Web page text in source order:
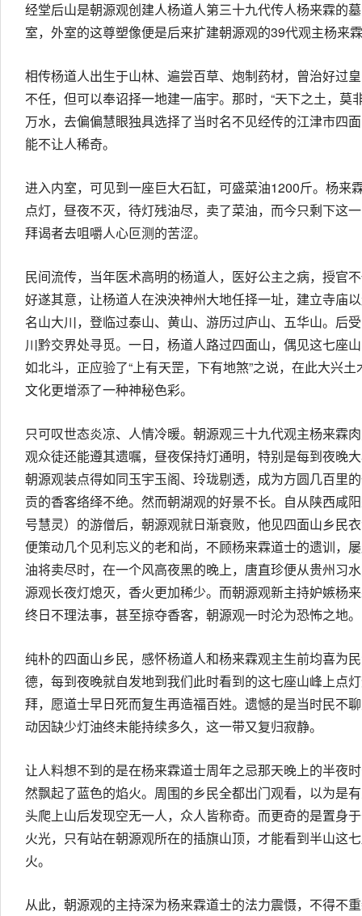
经堂后山是朝源观创建人杨道人第三十九代传人杨来霖的
室，外室的这尊塑像便是后来扩建朝源观的39代观主杨来
相传杨道人出生于山林、遍尝百草、炮制药材，曾治好过
不任，但可以奉诏择一地建一庙宇。那时，“天下之土，莫
万水，去偏偏慧眼独具选择了当时名不见经传的江津市四
能不让人稀奇。
进入内室，可见到一座巨大石缸，可盛菜油1200斤。杨来
点灯，昼夜不灭，待灯残油尽，卖了菜油，而今只剩下这
拜谒者去咀嚼人心叵测的苦涩。
民间流传，当年医术高明的杨道人，医好公主之病，授官
好遂其意，让杨道人在泱泱神州大地任择一址，建立寺庙
名山大川，登临过泰山、黄山、游历过庐山、五华山。后
川黔交界处寻觅。一日，杨道人路过四面山，偶见这七座
如北斗，正应验了“上有天罡，下有地煞”之说，在此大兴
文化更增添了一种神秘色彩。
只可叹世态炎凉、人情冷暖。朝源观三十九代观主杨来霖
观众徒还能遵其遗嘱，昼夜保持灯通明，特别是每到夜晚
朝源观装点得如同玉宇玉阁、玲珑剔透，成为方圆几百里
贡的香客络绎不绝。然而朝湖观的好景不长。自从陕西咸
号慧灵）的游僧后，朝源观就日渐衰败，他见四面山乡民
便策动几个见利忘义的老和尚，不顾杨来霖道士的遗训，
油将卖尽时，在一个风高夜黑的晚上，唐直珍便从贵州习
源观长夜灯熄灭，香火更加稀少。而朝源观新主持妒嫉杨
终日不理法事，甚至掠夺香客，朝源观一时沦为恐怖之地。
纯朴的四面山乡民，感怀杨道人和杨来霖观主生前均喜为
德，每到夜晚就自发地到我们此时看到的这七座山峰上点
拜，愿道士早日死而复生再造福百姓。遗憾的是当时民不
动因缺少灯油终未能持续多久，这一带又复归寂静。
让人料想不到的是在杨来霖道士周年之忌那天晚上的半夜
然飘起了蓝色的焰火。周围的乡民全都出门观看，以为是
头爬上山后发现空无一人，众人皆称奇。而更奇的是置身
火光，只有站在朝源观所在的插旗山顶，才能看到半山这
火。
从此，朝源观的主持深为杨来霖道士的法力震慑，不得不